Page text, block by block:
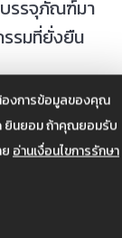
องการข้อมูลของคุณ
ยินยอม ถ้าคุณยอมรับ
อ่านเงื่อนไขการรักษา
รรจุภัณฑ์มา
รมที่ยั่งยืน